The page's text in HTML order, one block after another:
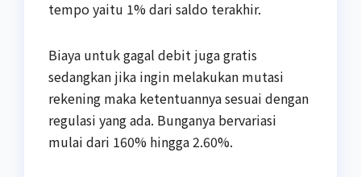
tempo yaitu 1% dari saldo terakhir.
Biaya untuk gagal debit juga gratis
sedangkan jika ingin melakukan mutasi
rekening maka ketentuannya sesuai dengan
regulasi yang ada. Bunganya bervariasi
mulai dari 160% hingga 2.60%.